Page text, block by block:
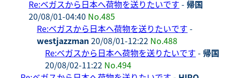
Re:ベガスから日本へ荷物を送りたいです - 帰国
20/08/01-04:40 No.485
Re:ベガスから日本へ荷物を送りたいです -
westjazzman 20/08/01-12:22 No.488
Re:ベガスから日本へ荷物を送りたいです - 帰国
20/08/02-11:22 No.494